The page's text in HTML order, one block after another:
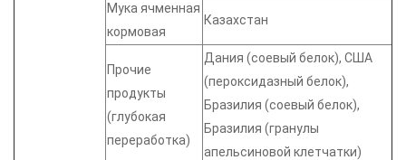
Мука ячменная
кормовая
Казахстан
Прочие
продукты
(глубокая
переработка)
Дания (соевый белок), США
(пероксидазный белок),
Бразилия (соевый белок),
Бразилия (гранулы
апельсиновой клетчатки)